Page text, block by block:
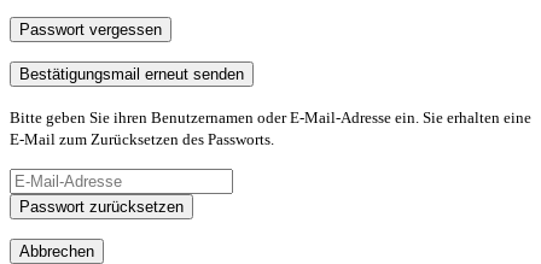
Passwort vergessen
Bestätigungsmail erneut senden
Bitte geben Sie ihren Benutzernamen oder E-Mail-Adresse ein. Sie erhalten eine
E-Mail zum Zurücksetzen des Passworts.
Passwort zurücksetzen
Abbrechen